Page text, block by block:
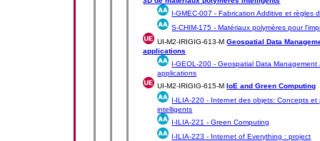
I-GMEC-007 -Fabrication Additive et règles
S-CHIM-175 -Matériaux polymères pour
UI-M2-IRIGIG-613-MGeospatial Data
applications
I-GEOL-200 -Geospatial Data
applications
UI-M2-IRIGIG-615-MIoE and Green Computing
I-ILIA-220 - Internet des objets: Concepts
intelligents
I-ILIA-221 -Green Computing
I-ILIA-223 - Internet of Everything : project